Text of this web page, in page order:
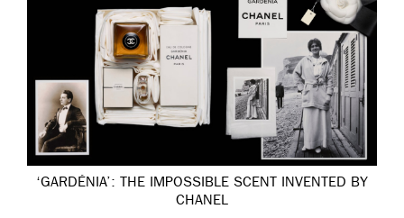
‘GARDÉNIA’: THE IMPOSSIBLE SCENT INVENTED BY
CHANEL